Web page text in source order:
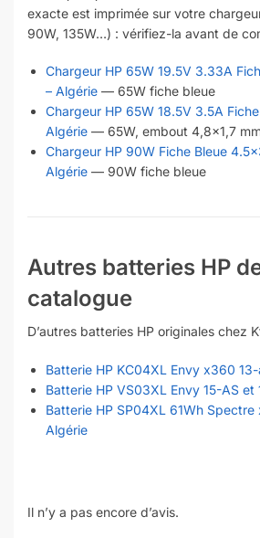
exacte est imprimée sur votre
90W, 135W…) : vérifiez-la avant de
Chargeur HP 65W 19.5V 3.33A
– Algérie — 65W fiche bleue
Chargeur HP 65W 18.5V 3.5A
Algérie — 65W, embout 4,8×1,7
Chargeur HP 90W Fiche Bleue
Algérie — 90W fiche bleue
Autres batteries HP
catalogue
D’autres batteries HP originales chez
Batterie HP KC04XL Envy x360
Batterie HP VS03XL Envy 15-AS et
Batterie HP SP04XL 61Wh
Algérie
Il n’y a pas encore d’avis.